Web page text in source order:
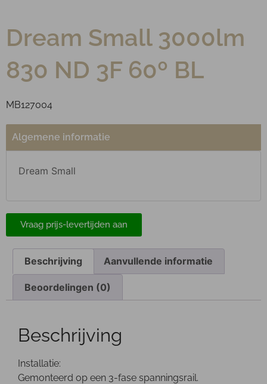
Dream Small 3000lm
830 ND 3F 60º BL
MB127004
Algemene informatie
Dream Small
Vraag prijs-levertijden aan
Beschrijving Aanvullende informatie
Beoordelingen (0)
Beschrijving
Installatie:
Gemonteerd op een 3-fase spanningsrail.